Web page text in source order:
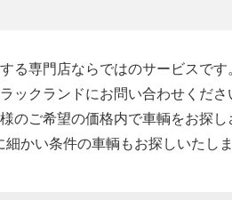
る専門店ならではのサービスです
ックランドにお問い合わせくださ
のご希望の価格内で車輌をお探
かい条件の車輌もお探しいたしま